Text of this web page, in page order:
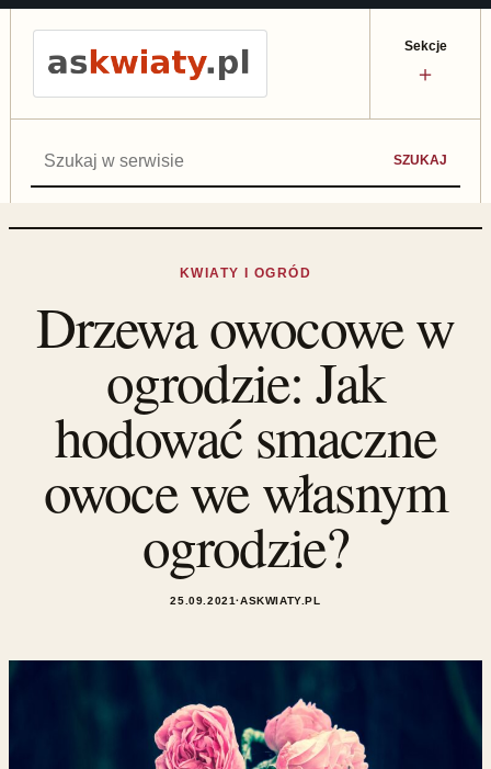
SZUKAJ
Sekcje
＋
KWIATY I OGRÓD
Drzewa owocowe w
ogrodzie: Jak
hodować smaczne
owoce we własnym
ogrodzie?
25.09.2021·ASKWIATY.PL